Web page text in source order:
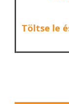
Töltse le